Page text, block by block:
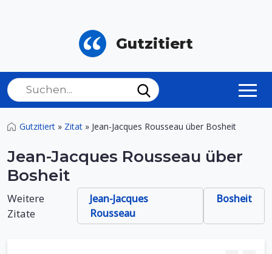
Gutzitiert
Gutzitiert » Zitat » Jean-Jacques Rousseau über Bosheit
Jean-Jacques Rousseau über
Bosheit
Weitere
Zitate
Jean-Jacques
Rousseau
Bosheit